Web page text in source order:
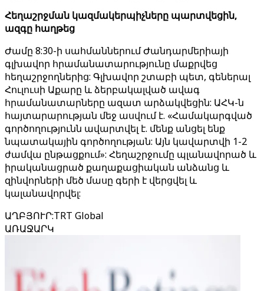
Հեղաշրջման կազմակերպիչները պարտվեցին,
ազգը հաղթեց
Ժամը 8:30-ի սահմաններում Ժանդարմերիայի
գլխավոր հրամանատարությունը մաքրվեց
հեղաշրջողներից: Գլխավոր շտաբի պետ, գեներալ
Հուլուսի Աքարը և ձերբակալված ավագ
հրամանատարները ազատ արձակվեցին: ԱՀԿ-ն
հայտարարության մեջ ասվում է. «Համակարգված
գործողությունն ավարտվել է. մենք անցել ենք
նպատակային գործողության: Այն կավարտվի 1-2
ժամվա ընթացքում»: Հեղաշրջումը պլանավորած և
իրականացրած քաղաքացիական անձանց և
զինվորների մեծ մասը գերի է վերցվել և
կալանավորվել:
ԱՂԲՅՈՒՐ:TRT Global
ԱՌԱՋԱՐԿ